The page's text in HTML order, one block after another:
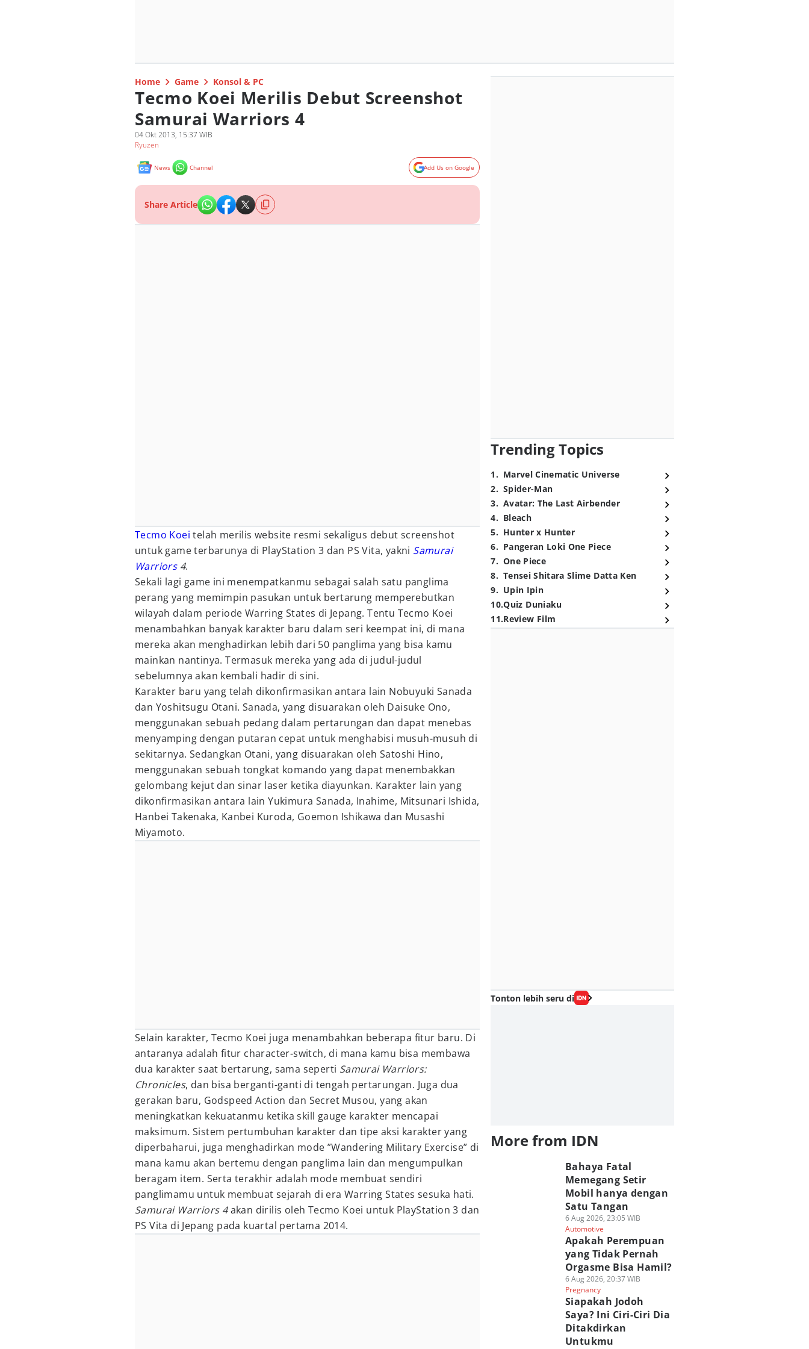
Home Game Konsol & PC
Tecmo Koei Merilis Debut Screenshot
Samurai Warriors 4
04 Okt 2013, 15:37 WIB
Ryuzen
News Channel Add Us on Google
Share Article
Tecmo Koei telah merilis website resmi sekaligus debut screenshot
untuk game terbarunya di PlayStation 3 dan PS Vita, yakni Samurai
Warriors4.
Sekali lagi game ini menempatkanmu sebagai salah satu panglima
perang yang memimpin pasukan untuk bertarung memperebutkan
wilayah dalam periode Warring States di Jepang. Tentu Tecmo Koei
menambahkan banyak karakter baru dalam seri keempat ini, di mana
mereka akan menghadirkan lebih dari 50 panglima yang bisa kamu
mainkan nantinya. Termasuk mereka yang ada di judul-judul
sebelumnya akan kembali hadir di sini.
Karakter baru yang telah dikonfirmasikan antara lain Nobuyuki Sanada
dan Yoshitsugu Otani. Sanada, yang disuarakan oleh Daisuke Ono,
menggunakan sebuah pedang dalam pertarungan dan dapat menebas
menyamping dengan putaran cepat untuk menghabisi musuh-musuh di
sekitarnya. Sedangkan Otani, yang disuarakan oleh Satoshi Hino,
menggunakan sebuah tongkat komando yang dapat menembakkan
gelombang kejut dan sinar laser ketika diayunkan. Karakter lain yang
dikonfirmasikan antara lain Yukimura Sanada, Inahime, Mitsunari Ishida,
Hanbei Takenaka, Kanbei Kuroda, Goemon Ishikawa dan Musashi
Miyamoto.
Selain karakter, Tecmo Koei juga menambahkan beberapa fitur baru. Di
antaranya adalah fitur character-switch, di mana kamu bisa membawa
dua karakter saat bertarung, sama seperti Samurai Warriors:
Chronicles, dan bisa berganti-ganti di tengah pertarungan. Juga dua
gerakan baru, Godspeed Action dan Secret Musou, yang akan
meningkatkan kekuatanmu ketika skill gauge karakter mencapai
maksimum. Sistem pertumbuhan karakter dan tipe aksi karakter yang
diperbaharui, juga menghadirkan mode ”Wandering Military Exercise” di
mana kamu akan bertemu dengan panglima lain dan mengumpulkan
beragam item. Serta terakhir adalah mode membuat sendiri
panglimamu untuk membuat sejarah di era Warring States sesuka hati.
Samurai Warriors 4akan dirilis oleh Tecmo Koei untuk PlayStation 3 dan
PS Vita di Jepang pada kuartal pertama 2014.
Trending Topics
1. Marvel Cinematic Universe
2. Spider-Man
3. Avatar: The Last Airbender
4. Bleach
5. Hunter x Hunter
6. Pangeran Loki One Piece
7. One Piece
8. Tensei Shitara Slime Datta Ken
9. Upin Ipin
10.Quiz Duniaku
11.Review Film
Tonton lebih seru di
More from IDN
Bahaya Fatal
Memegang Setir
Mobil hanya dengan
Satu Tangan
6 Aug 2026, 23:05 WIB
Automotive
Apakah Perempuan
yang Tidak Pernah
Orgasme Bisa Hamil?
6 Aug 2026, 20:37 WIB
Pregnancy
Siapakah Jodoh
Saya? Ini Ciri-Ciri Dia
Ditakdirkan
Untukmu